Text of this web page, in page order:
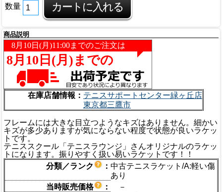
数量
商品説明
在庫店舗情報： テニスサポートセンター緑ヶ丘店
東京都三鷹市
フレームには大きな目立つようなキズはありません。細かい
キズが多少ありますが気にならない程度で状態が良いラケッ
トです。
テニススクール「テニスラウンジ」さんオリジナルのラケッ
トになります。振りやすく扱い易いラケットです！！
分類／ランク
： 中古テニスラケット/A:軽い傷
あり
当時販売価格
：
－